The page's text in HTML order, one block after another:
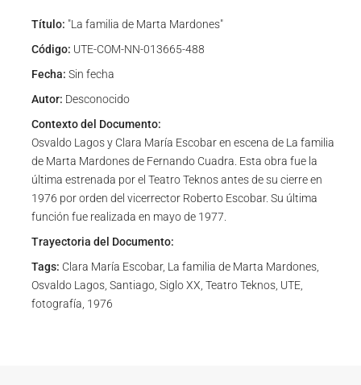
Título: "La familia de Marta Mardones"
Código: UTE-COM-NN-013665-488
Fecha: Sin fecha
Autor: Desconocido
Contexto del Documento:
Osvaldo Lagos y Clara María Escobar en escena de La familia
de Marta Mardones de Fernando Cuadra. Esta obra fue la
última estrenada por el Teatro Teknos antes de su cierre en
1976 por orden del vicerrector Roberto Escobar. Su última
función fue realizada en mayo de 1977.
Trayectoria del Documento:
Tags: Clara María Escobar, La familia de Marta Mardones,
Osvaldo Lagos, Santiago, Siglo XX, Teatro Teknos, UTE,
fotografía, 1976